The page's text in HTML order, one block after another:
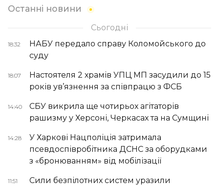
Останні новини
Сьогодні
18:32
НАБУ передало справу Коломойського до
суду
18:07
Настоятеля 2 храмів УПЦ МП засудили до 15
років ув’язнення за співпрацю з ФСБ
14:40
СБУ викрила ще чотирьох агітаторів
рашизму у Херсоні, Черкасах та на Сумщині
14:28
У Харкові Нацполіція затримала
псевдоспівробітника ДСНС за оборудками
з «бронюванням» від мобілізації
11:51
Сили безпілотних систем уразили